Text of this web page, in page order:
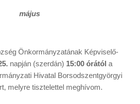
május
Önkormányzatának Képviselő-
napján (szerdán) 15:00 órától a
Hivatal Borsodszentgyörgyi
melyre tisztelettel meghívom.